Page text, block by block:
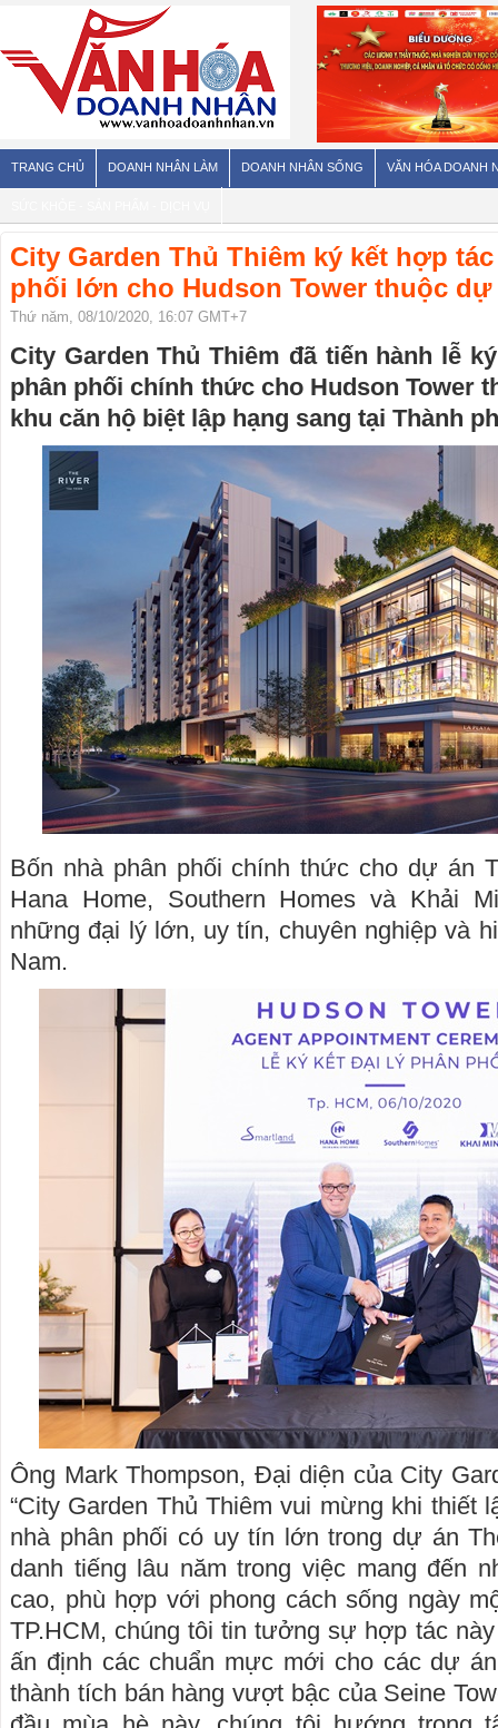
TRANG CHỦ DOANH NHÂN LÀM DOANH NHÂN SỐNG VĂN HÓA DOANH
City Garden Thủ Thiêm ký kết hợp
phối lớn cho Hudson Tower thuộc dự
Thứ năm, 08/10/2020, 16:07 GMT+7
City Garden Thủ Thiêm đã tiến hành lễ
phân phối chính thức cho Hudson Tower
khu căn hộ biệt lập hạng sang tại Thành
Bốn nhà phân phối chính thức cho dự án
Hana Home, Southern Homes và Khải
những đại lý lớn, uy tín, chuyên nghiệp và
Nam.
Ông Mark Thompson, Đại diện của City
“City Garden Thủ Thiêm vui mừng khi thiết
nhà phân phối có uy tín lớn trong dự án
danh tiếng lâu năm trong việc mang đến
cao, phù hợp với phong cách sống ngày
TP.HCM, chúng tôi tin tưởng sự hợp tác
ấn định các chuẩn mực mới cho các dự
thành tích bán hàng vượt bậc của Seine